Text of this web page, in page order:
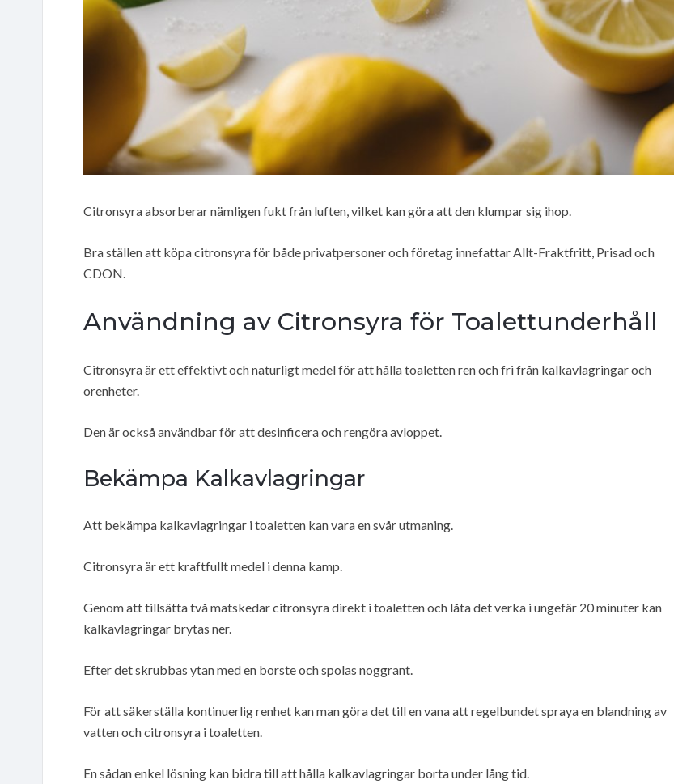
Citronsyra absorberar nämligen fukt från luften, vilket kan göra att den klumpar sig ihop.
Bra ställen att köpa citronsyra för både privatpersoner och företag innefattar Allt-Fraktfritt, Prisad och
CDON.
Användning av Citronsyra för Toalettunderhåll
Citronsyra är ett effektivt och naturligt medel för att hålla toaletten ren och fri från kalkavlagringar och
orenheter.
Den är också användbar för att desinficera och rengöra avloppet.
Bekämpa Kalkavlagringar
Att bekämpa kalkavlagringar i toaletten kan vara en svår utmaning.
Citronsyra är ett kraftfullt medel i denna kamp.
Genom att tillsätta två matskedar citronsyra direkt i toaletten och låta det verka i ungefär 20 minuter kan
kalkavlagringar brytas ner.
Efter det skrubbas ytan med en borste och spolas noggrant.
För att säkerställa kontinuerlig renhet kan man göra det till en vana att regelbundet spraya en blandning av
vatten och citronsyra i toaletten.
En sådan enkel lösning kan bidra till att hålla kalkavlagringar borta under lång tid.